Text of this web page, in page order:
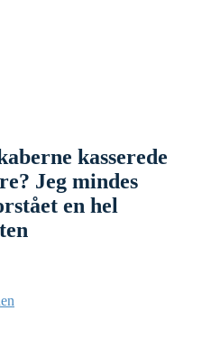
kasserede
Jeg mindes
en hel